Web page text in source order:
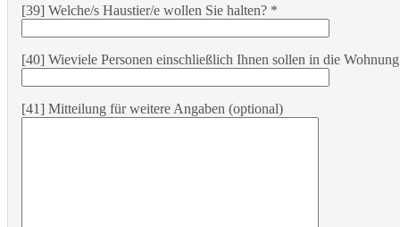
[39] Welche/s Haustier/e wollen Sie halten? *
[40] Wieviele Personen einschließlich Ihnen sollen in die
[41] Mitteilung für weitere Angaben (optional)